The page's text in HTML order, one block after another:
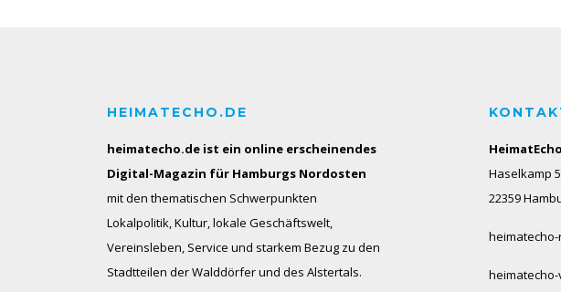
HEIMATECHO.DE
heimatecho.de ist ein online erscheinendes
Digital-Magazin für Hamburgs Nordosten
mit den thematischen Schwerpunkten
Lokalpolitik, Kultur, lokale Geschäftswelt,
Vereinsleben, Service und starkem Bezug zu den
Stadtteilen der Walddörfer und des Alstertals.
Haselkamp
22359